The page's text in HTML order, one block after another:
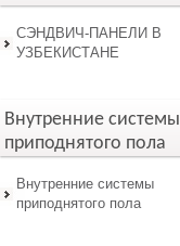
СЭНДВИЧ-ПАНЕЛИ В
УЗБЕКИСТАНЕ
Внутренние системы
приподнятого пола
Внутренние системы
приподнятого пола